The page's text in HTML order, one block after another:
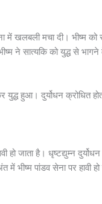
में खलबली मचा दी। भीष्म
ने सात्यकि को युद्ध से
युद्ध हुआ। दुर्योधन क्रोधित
हो जाता है। धृष्टद्युम्न
भीष्म पांडव सेना पर हावी